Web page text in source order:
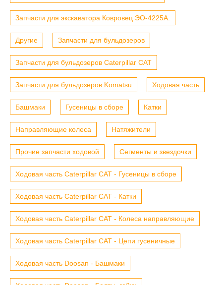
Запчасти для экскаватора Ковровец ЭО-4225А.
Другие Запчасти для бульдозеров
Запчасти для бульдозеров Caterpillar CAT
Запчасти для бульдозеров Komatsu Ходовая часть
Башмаки Гусеницы в сборе Катки
Направляющие колеса Натяжители
Прочие запчасти ходовой Сегменты и звездочки
Ходовая часть Caterpillar CAT - Гусеницы в сборе
Ходовая часть Caterpillar CAT - Катки
Ходовая часть Caterpillar CAT - Колеса направляющие
Ходовая часть Caterpillar CAT - Цепи гусеничные
Ходовая часть Doosan - Башмаки